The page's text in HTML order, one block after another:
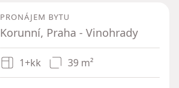
PRONÁJEM BYTU
Korunní, Praha - Vinohrady
1+kk 39 m²